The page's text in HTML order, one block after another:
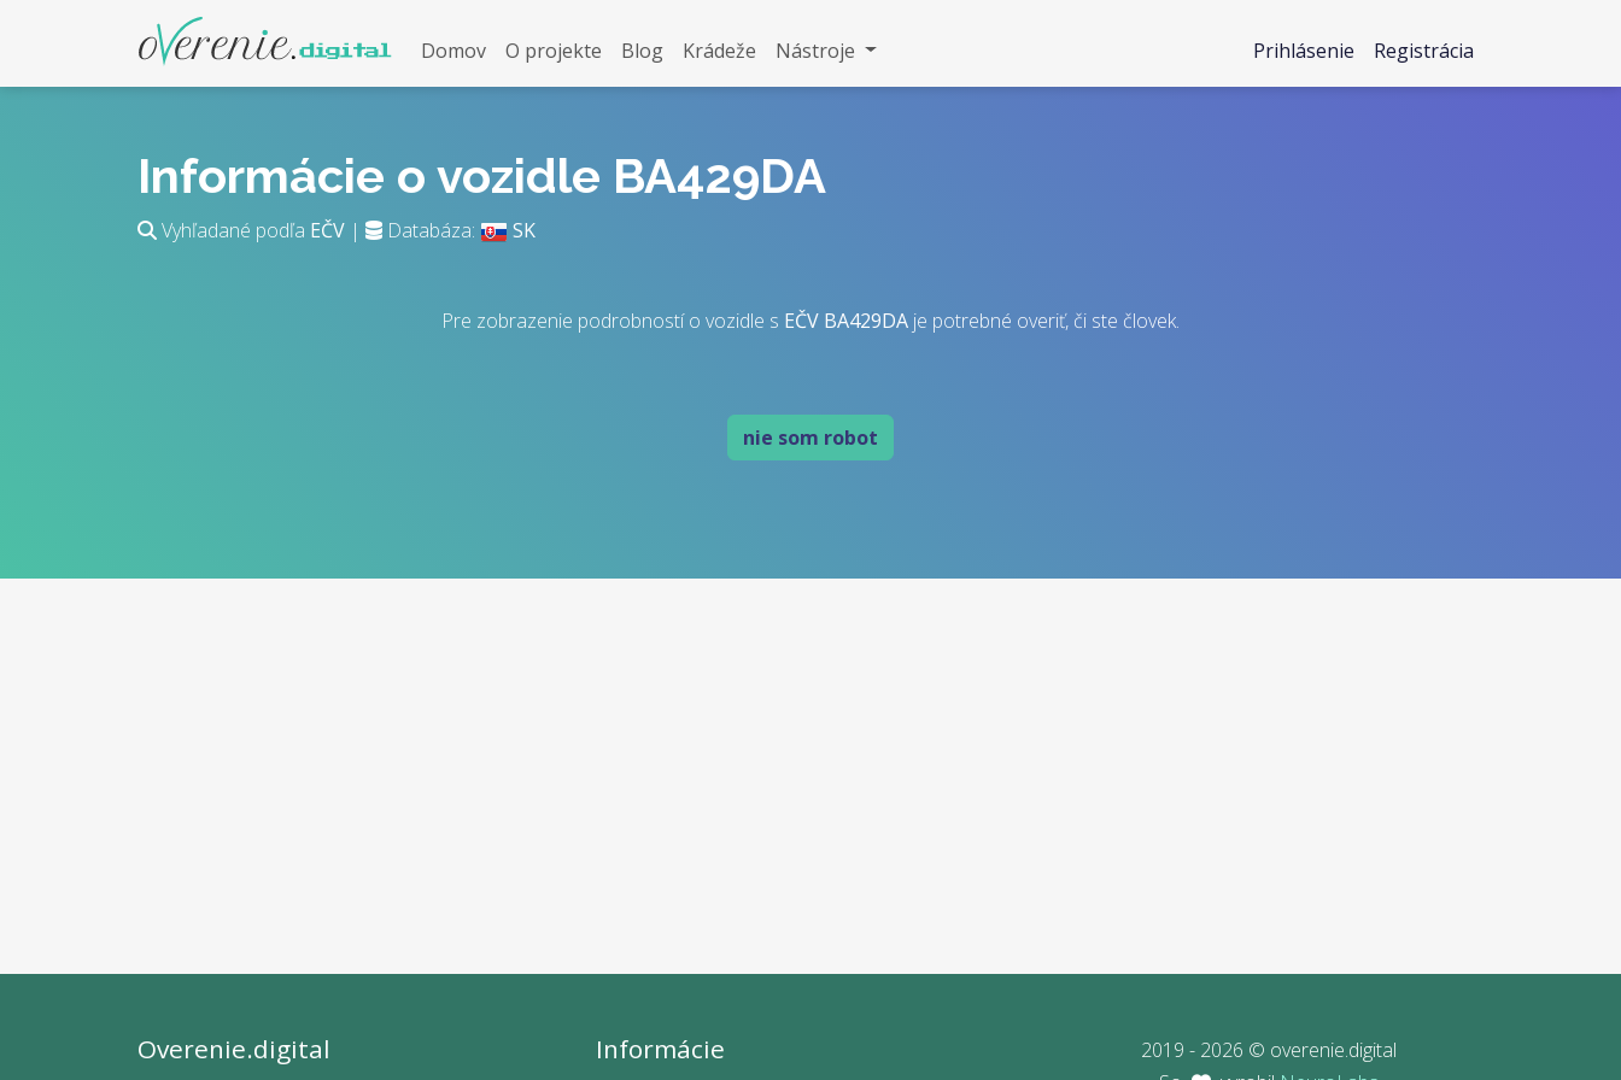
Domov O projekte Blog Krádeže Nástroje Prihlásenie Registrácia
Informácie o vozidle BA429DA
Vyhľadané podľa EČV | Databáza: SK
Pre zobrazenie podrobností o vozidle s EČV BA429DA je potrebné overiť, či ste človek.
nie som robot
Overenie.digital Informácie
2019 - 2026 © overenie.digital